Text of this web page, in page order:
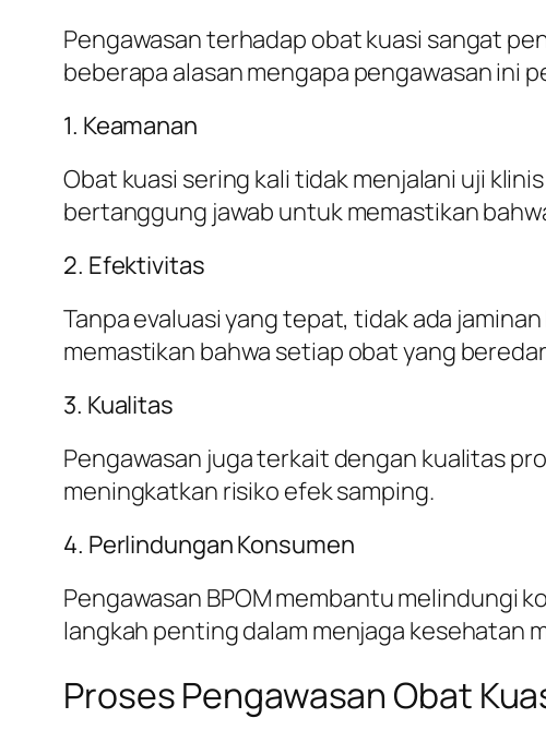
Pengawasan terhadap obat kuasi sangat
beberapa alasan mengapa pengawasan ini
1. Keamanan
Obat kuasi sering kali tidak menjalani uji
bertanggung jawab untuk memastikan
2. Efektivitas
Tanpa evaluasi yang tepat, tidak ada
memastikan bahwa setiap obat yang
3. Kualitas
Pengawasan juga terkait dengan kualitas
meningkatkan risiko efek samping.
4. Perlindungan Konsumen
Pengawasan BPOM membantu melindungi
langkah penting dalam menjaga kesehatan
Proses Pengawasan Obat